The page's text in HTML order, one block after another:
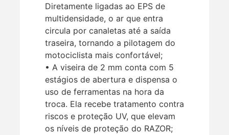
Diretamente ligadas ao EPS de
multidensidade, o ar que entra
circula por canaletas até a saída
traseira, tornando a pilotagem do
motociclista mais confortável;
• A viseira de 2 mm conta com 5
estágios de abertura e dispensa o
uso de ferramentas na hora da
troca. Ela recebe tratamento contra
riscos e proteção UV, que elevam
os níveis de proteção do RAZOR;